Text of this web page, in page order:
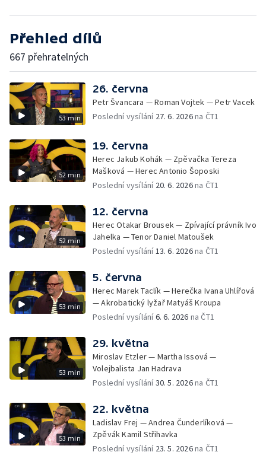
Přehled dílů
667 přehratelných
53 min
26. června
Petr Švancara — Roman Vojtek — Petr Vacek
Poslední vysílání 27. 6. 2026na ČT1
52 min
19. června
Herec Jakub Kohák — Zpěvačka Tereza
Mašková — Herec Antonio Šoposki
Poslední vysílání 20. 6. 2026na ČT1
52 min
12. června
Herec Otakar Brousek — Zpívající právník Ivo
Jahelka — Tenor Daniel Matoušek
Poslední vysílání13. 6. 2026na ČT1
53 min
5. června
Herec Marek Taclík — Herečka Ivana Uhlířová
— Akrobatický lyžař Matyáš Kroupa
Poslední vysílání6. 6. 2026 na ČT1
53 min
29. května
Miroslav Etzler — Martha Issová —
Volejbalista Jan Hadrava
Poslední vysílání30. 5. 2026na ČT1
53 min
22. května
Ladislav Frej — Andrea Čunderlíková —
Zpěvák Kamil Střihavka
Poslední vysílání 23. 5. 2026na ČT1